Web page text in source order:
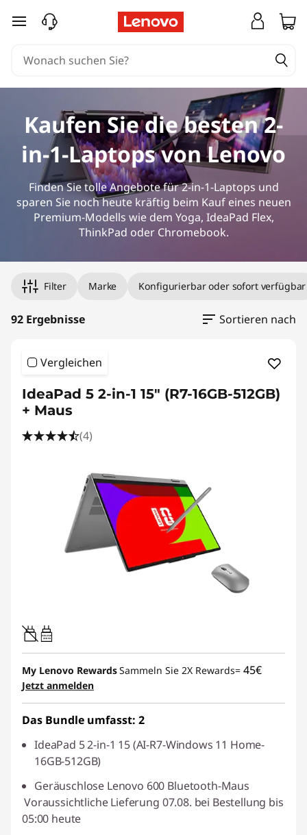
zum Hauptinhalt springen
Kaufen Sie die besten 2-
in-1-Laptops von Lenovo
Finden Sie tolle Angebote für 2-in-1-Laptops und
sparen Sie noch heute kräftig beim Kauf eines neuen
Premium-Modells wie dem Yoga, IdeaPad Flex,
ThinkPad oder Chromebook.
Filter Marke Konfigurierbar oder sofort verfügbar
92 Ergebnisse Sortieren nach
Vergleichen
IdeaPad 5 2-in-1 15" (R7-16GB-512GB)
+ Maus
(4)
45W-65W
USB PD
My Lenovo RewardsSammeln Sie 2X Rewards= 45€
Jetzt anmelden
Das Bundle umfasst: 2
IdeaPad 5 2-in-1 15 (AI-R7-Windows 11 Home-
16GB-512GB)
Geräuschlose Lenovo 600 Bluetooth-Maus
Voraussichtliche Lieferung 07.08. bei Bestellung bis
05:00 heute